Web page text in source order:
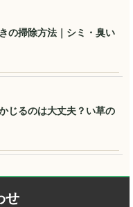
の掃除方法｜シミ・臭い
じるのは大丈夫？い草の
せ